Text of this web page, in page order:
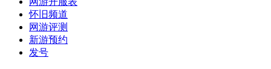
怀旧频道
网游评测
新游预约
发号